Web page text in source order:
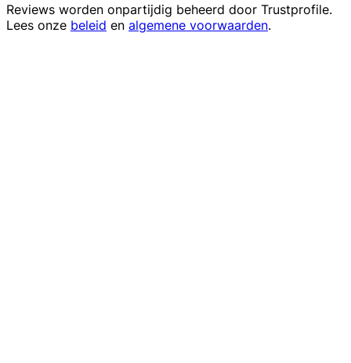
Reviews worden onpartijdig beheerd door Trustprofile.
Lees onze beleid en algemene voorwaarden.